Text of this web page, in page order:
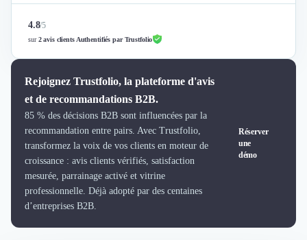
Clubs & Réseaux Professionnels
Espaces de Coworking
4.8/5
sur2 avis clients Authentifiés par Trustfolio
Rejoignez Trustfolio, la plateforme d'avis
et de recommandations B2B.
85 % des décisions B2B sont influencées par la
recommandation entre pairs. Avec Trustfolio,
transformez la voix de vos clients en moteur de
croissance : avis clients vérifiés, satisfaction
mesurée, parrainage activé et vitrine
professionnelle. Déjà adopté par des centaines
d’entreprises B2B.
Réserver
une
démo